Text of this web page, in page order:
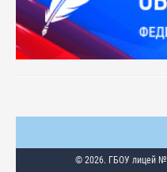
© 2026. ГБОУ лицей